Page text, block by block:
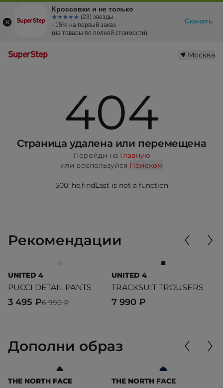
Москва
404
Страница удалена или перемещена
Перейди на Главную
или воспользуйся Поиском
500: he.findLast is not a function
Рекомендации
UNITED 4
PUCCI DETAIL PANTS
6 990 ₽
3 495 ₽
UNITED 4
TRACKSUIT TROUSERS
7 990 ₽
Дополни образ
THE NORTH FACE THE NORTH FACE
Кроссовки и не только
☆☆☆☆☆
★★★★★ (23) звезды
- 15% на первый заказ
(на товары по полной стоимости)
Скачать